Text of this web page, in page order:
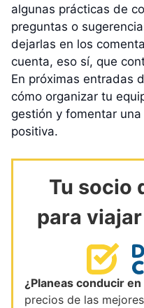
algunas prácticas de
preguntas o
dejarlas en los
cuenta, eso sí, que
En próximas entradas
cómo organizar tu
gestión y fomentar
positiva.
Tu socio
para
¿Planeas conducir
precios de las